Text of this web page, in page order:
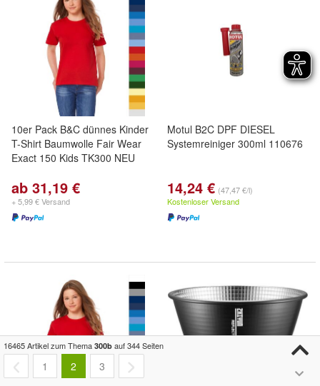
10er Pack B&C dünnes Kinder
T-Shirt Baumwolle Fair Wear
Exact 150 Kids TK300 NEU
ab 31,19 €
+ 5,99 € Versand
Motul B2C DPF DIESEL
Systemreiniger 300ml 110676
14,24 € (47,47 €/l)
Kostenloser Versand
16465 Artikel zum Thema 300b auf 344 Seiten
1 2 3